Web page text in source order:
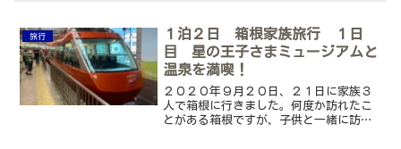
旅行
１泊２日 箱根家族旅行 １日
目 星の王子さまミュージアムと
温泉を満喫！
２０２０年９月２０日、２１日に家族３
人で箱根に行きました。何度か訪れたこ
とがある箱根ですが、子供と一緒に訪れ